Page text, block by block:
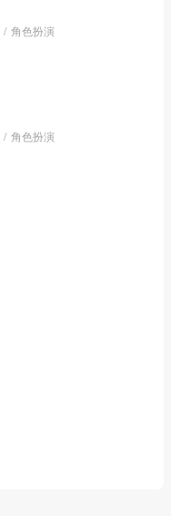
角色扮演
角色扮演